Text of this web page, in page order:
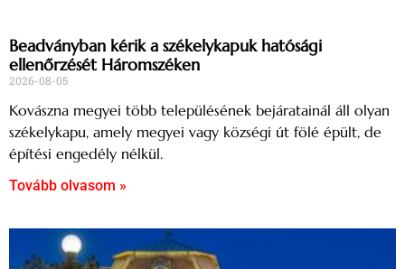
Beadványban kérik a székelykapuk hatósági
ellenőrzését Háromszéken
2026-08-05
Kovászna megyei több településének bejáratainál áll olyan
székelykapu, amely megyei vagy községi út fölé épült, de
építési engedély nélkül.
Tovább olvasom »